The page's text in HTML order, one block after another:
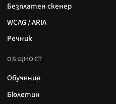
Безплатен скенер
WCAG / ARIA
Речник
ОБЩНОСТ
Обучения
Бюлетин